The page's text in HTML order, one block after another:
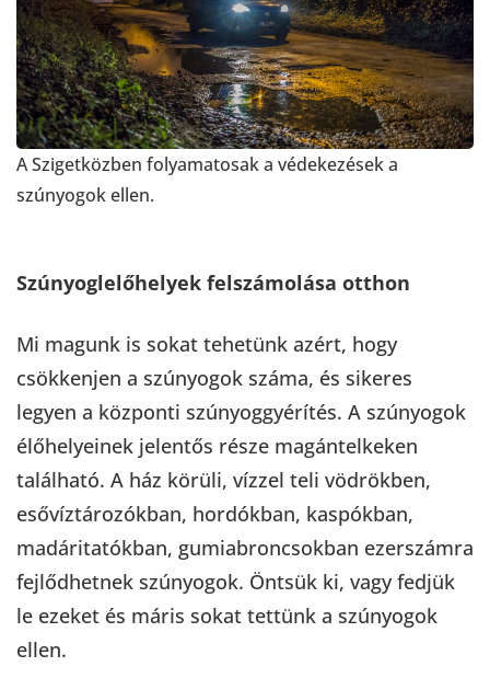
A Szigetközben folyamatosak a védekezések a
szúnyogok ellen.
Szúnyoglelőhelyek felszámolása otthon
Mi magunk is sokat tehetünk azért, hogy
csökkenjen a szúnyogok száma, és sikeres
legyen a központi szúnyoggyérítés. A szúnyogok
élőhelyeinek jelentős része magántelkeken
található. A ház körüli, vízzel teli vödrökben,
esővíztározókban, hordókban, kaspókban,
madáritatókban, gumiabroncsokban ezerszámra
fejlődhetnek szúnyogok. Öntsük ki, vagy fedjük
le ezeket és máris sokat tettünk a szúnyogok
ellen.